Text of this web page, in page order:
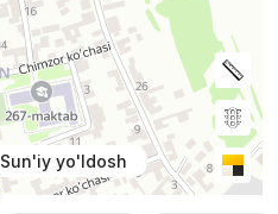
Sun'iy yo'ldosh